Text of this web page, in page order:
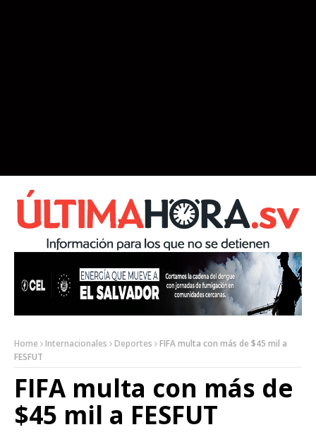
Home Internacionales Deportes
FIFA multa con más de $45 mil a
FESFUT
FIFA multa con más de
$45 mil a FESFUT